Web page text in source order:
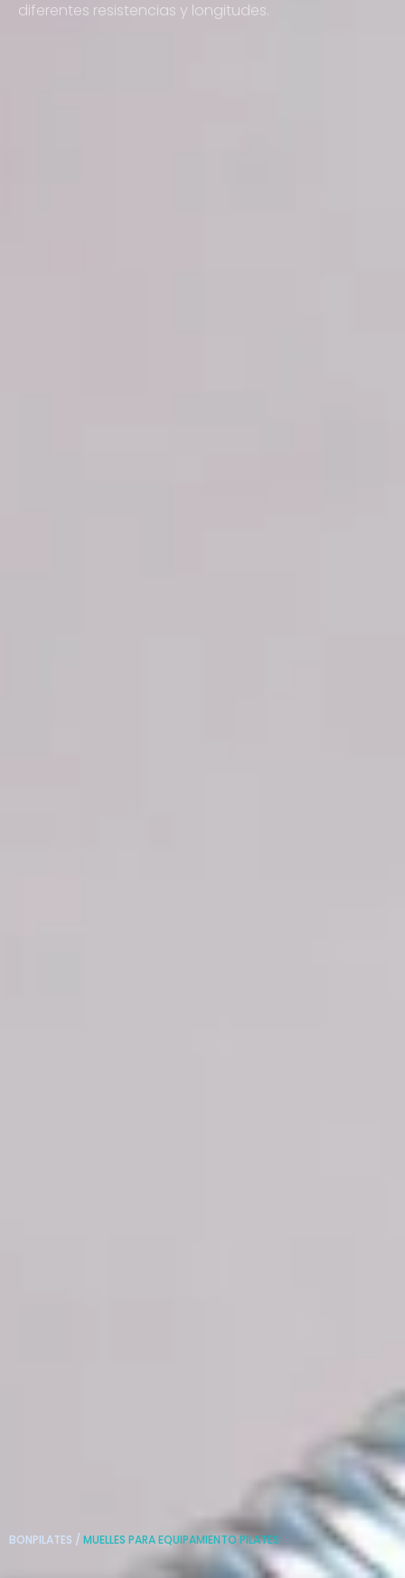
diferentes resistencias y longitudes.
BONPILATES / MUELLES PARA EQUIPAMIENTO PILATES